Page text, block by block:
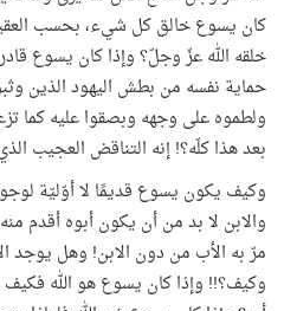
كان يسوع خالق كل شيء، بحسب
خلقه الله عزّ وجلّ؟ وإذا كان يسوع
حماية نفسه من بطش اليهود الذين
ولطموه على وجهه وبصقوا عليه كما
بعد هذا كلّه؟! إنه التناقض العجيب
وكيف يكون يسوع قديمًا لا أوّليّة
والابن لا بد من أن يكون أبوه أقدم
مرّ به الأب من دون الابن! وهل يوجد
وكيف؟!! وإذا كان يسوع هو الله